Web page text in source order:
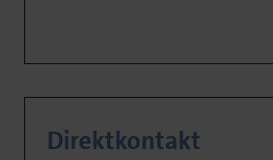
Direktkontakt